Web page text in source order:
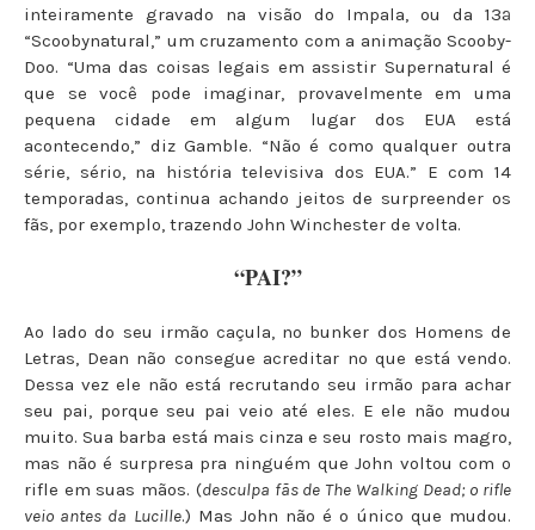
inteiramente gravado na visão do Impala, ou da 13ª
“Scoobynatural,” um cruzamento com a animação Scooby-
Doo. “Uma das coisas legais em assistir Supernatural é
que se você pode imaginar, provavelmente em uma
pequena cidade em algum lugar dos EUA está
acontecendo,” diz Gamble. “Não é como qualquer outra
série, sério, na história televisiva dos EUA.” E com 14
temporadas, continua achando jeitos de surpreender os
fãs, por exemplo, trazendo John Winchester de volta.
“PAI?”
Ao lado do seu irmão caçula, no bunker dos Homens de
Letras, Dean não consegue acreditar no que está vendo.
Dessa vez ele não está recrutando seu irmão para achar
seu pai, porque seu pai veio até eles. E ele não mudou
muito. Sua barba está mais cinza e seu rosto mais magro,
mas não é surpresa pra ninguém que John voltou com o
rifle em suas mãos. (desculpa fãs de The Walking Dead; o rifle
veio antes da Lucille.) Mas John não é o único que mudou.